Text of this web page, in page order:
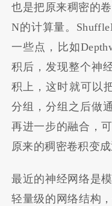
也是把原来稠密的
N的计算量。
一些点，比如
积后，发现整个神
积上，这时就可以
分组，分组之后做
再进一步的融合，
原来的稠密卷积变成
最近的神经网络是
轻量级的网络结构